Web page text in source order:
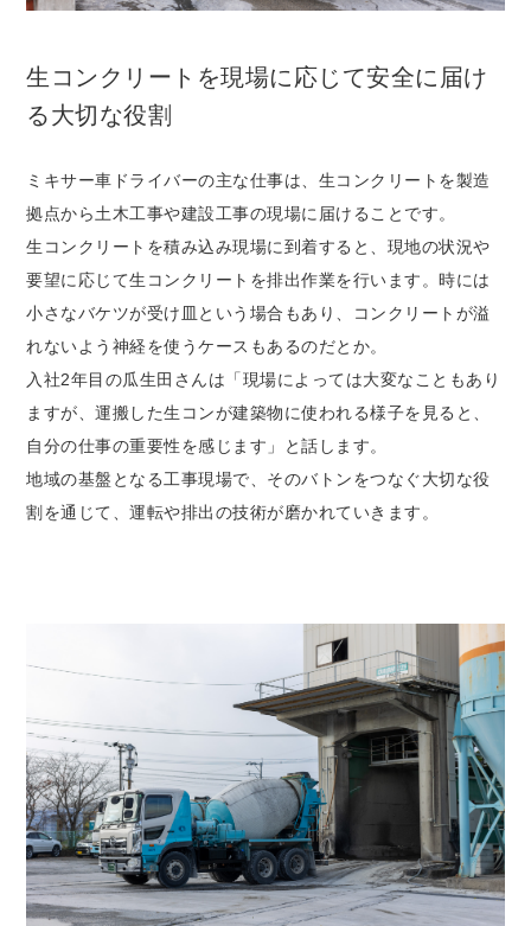
生コンクリートを現場に応じて安全に届け
る大切な役割
ミキサー車ドライバーの主な仕事は、生コンクリートを製造
拠点から土木工事や建設工事の現場に届けることです。
生コンクリートを積み込み現場に到着すると、現地の状況や
要望に応じて生コンクリートを排出作業を行います。時には
小さなバケツが受け皿という場合もあり、コンクリートが溢
れないよう神経を使うケースもあるのだとか。
入社2年目の瓜生田さんは「現場によっては大変なこともあり
ますが、運搬した生コンが建築物に使われる様子を見ると、
自分の仕事の重要性を感じます」と話します。
地域の基盤となる工事現場で、そのバトンをつなぐ大切な役
割を通じて、運転や排出の技術が磨かれていきます。